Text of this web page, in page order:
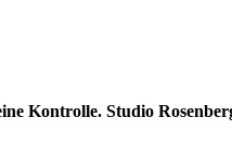
Kontrolle. Studio